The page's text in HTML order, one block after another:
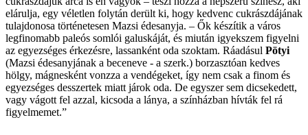
elárulja, egy véletlen folytán derült ki, hogy kedvenc cukrászdájának
tulajdonosa történetesen Mazsi édesanyja. – Ők készítik a város
legfinomabb paleós somlói galuskáját, és miután igyekszem figyelni
az egyezséges érkezésre, lassanként oda szoktam. Ráadásul Pötyi
(Mazsi édesanyjának a beceneve - a szerk.) borzasztóan kedves
hölgy, mágnesként vonzza a vendégeket, így nem csak a finom és
egyezséges desszertek miatt járok oda. De egyszer sem dicsekedett,
vagy vágott fel azzal, kicsoda a lánya, a színházban hívták fel rá
figyelmemet.”